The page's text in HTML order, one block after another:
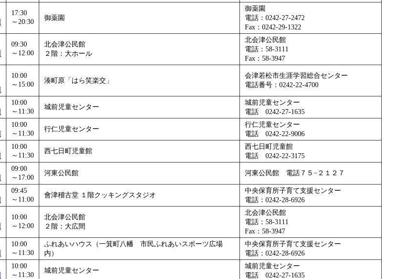
17:30
～20:30
御薬園
御薬園
電話：0242-27-2472
Fax：0242-29-1322
09:30
～12:00
北会津公民館
２階：大ホール
北会津公民館
電話：58-3111
Fax：58-3947
10:00
～15:00
湊町原「はら笑楽交」
会津若松市生涯学習総合センター
電話番号：0242-22-4700
10:00
～11:30
城前児童センター
城前児童センター
電話 0242-27-1635
10:00
～11:30
行仁児童センター
行仁児童センター
電話 0242-22-9006
10:00
～11:30
西七日町児童館
西七日町児童館
電話 0242-22-3175
09:00
～17:00
河東公民館 河東公民館 電話７５−２１２７
09:45
～11:00
會津稽古堂 １階クッキングスタジオ
中央保育所子育て支援センター
電話：0242-28-6926
10:00
～12:00
北会津公民館
２階：大広間
北会津公民館
電話：58-3111
Fax：58-3947
10:00
～11:30
ふれあいハウス（一箕町八幡 市民ふれあいスポーツ広場
内）
中央保育所子育て支援センター
電話：0242-28-6926
10:00
～11:30
城前児童センター
城前児童センター
電話 0242-27-1635